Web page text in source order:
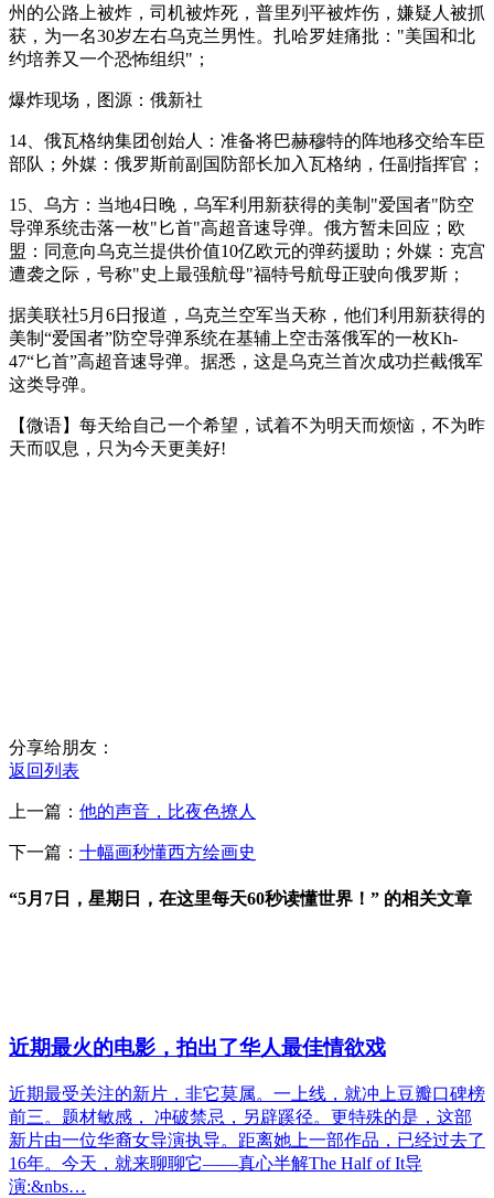
州的公路上被炸，司机被炸死，普里列平被炸伤，嫌疑人被抓
获，为一名30岁左右乌克兰男性。扎哈罗娃痛批："美国和北
约培养又一个恐怖组织"；
爆炸现场，图源：俄新社
14、俄瓦格纳集团创始人：准备将巴赫穆特的阵地移交给车臣
部队；外媒：俄罗斯前副国防部长加入瓦格纳，任副指挥官；
15、乌方：当地4日晚，乌军利用新获得的美制"爱国者"防空
导弹系统击落一枚"匕首"高超音速导弹。俄方暂未回应；欧
盟：同意向乌克兰提供价值10亿欧元的弹药援助；外媒：克宫
遭袭之际，号称"史上最强航母"福特号航母正驶向俄罗斯；
据美联社5月6日报道，乌克兰空军当天称，他们利用新获得的
美制“爱国者”防空导弹系统在基辅上空击落俄军的一枚Kh-
47“匕首”高超音速导弹。据悉，这是乌克兰首次成功拦截俄军
这类导弹。
【微语】每天给自己一个希望，试着不为明天而烦恼，不为昨
天而叹息，只为今天更美好!
分享给朋友：
返回列表
上一篇： 他的声音，比夜色撩人
下一篇： 十幅画秒懂西方绘画史
“5月7日，星期日，在这里每天60秒读懂世界！” 的相关文章
近期最火的电影，拍出了华人最佳情欲戏
近期最受关注的新片，非它莫属。一上线，就冲上豆瓣口碑榜
前三。题材敏感， 冲破禁忌，另辟蹊径。更特殊的是，这部
新片由一位华裔女导演执导。距离她上一部作品，已经过去了
16年。今天，就来聊聊它——真心半解The Half of It导
演:&nbs…